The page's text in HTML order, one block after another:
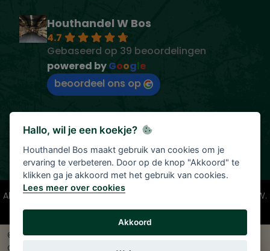
Houthandel W Bos
4.7
Gebaseerd op 39 beoordelingen
powered byGoogle
beoordeel ons op
Alle vermelde prijzen zijn onder voorbehoud en incl. 21% BTW.
Tenzij anders vermeld.
© 2026 Houthandel Bos|
Ontwikkeld door
Solutions B.V.
Hallo, wil je een koekje?
Houthandel Bos maakt gebruik van cookies om je
ervaring te verbeteren. Door op de knop "Akkoord" te
klikken ga je akkoord met het gebruik van cookies.
Lees meer over cookies
Akkoord